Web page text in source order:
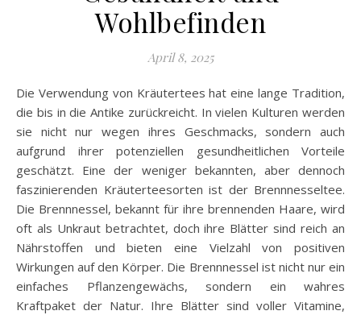
Wohlbefinden
April 8, 2025
Die Verwendung von Kräutertees hat eine lange Tradition,
die bis in die Antike zurückreicht. In vielen Kulturen werden
sie nicht nur wegen ihres Geschmacks, sondern auch
aufgrund ihrer potenziellen gesundheitlichen Vorteile
geschätzt. Eine der weniger bekannten, aber dennoch
faszinierenden Kräuterteesorten ist der Brennnesseltee.
Die Brennnessel, bekannt für ihre brennenden Haare, wird
oft als Unkraut betrachtet, doch ihre Blätter sind reich an
Nährstoffen und bieten eine Vielzahl von positiven
Wirkungen auf den Körper. Die Brennnessel ist nicht nur ein
einfaches Pflanzengewächs, sondern ein wahres
Kraftpaket der Natur. Ihre Blätter sind voller Vitamine,